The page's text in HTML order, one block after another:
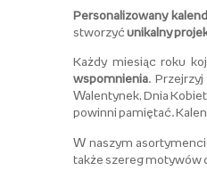
Personalizowany
stworzyć unikalny
Każdy miesiąc roku
wspomnienia.
Walentynek, Dnia
powinni pamiętać.
W naszym
także szereg motywów